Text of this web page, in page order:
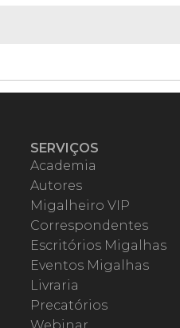
SERVIÇOS
Academia
Autores
Migalheiro VIP
Correspondentes
Escritórios Migalhas
Eventos Migalhas
Livraria
Precatórios